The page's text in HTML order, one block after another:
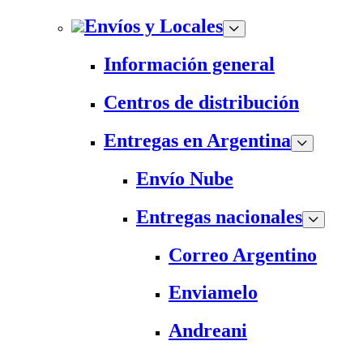
Envíos y Locales
Información general
Centros de distribución
Entregas en Argentina
Envío Nube
Entregas nacionales
Correo Argentino
Enviamelo
Andreani